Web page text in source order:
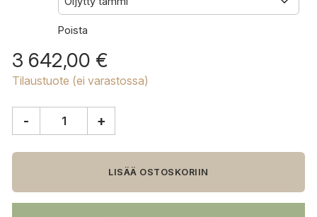
Poista
3 642,00 €
Tilaustuote (ei varastossa)
&
CH337
pöytä
- +
LISÄÄ OSTOSKORIIN